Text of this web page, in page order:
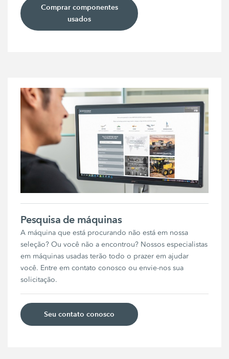
Comprar componentes
usados
Pesquisa de máquinas
A máquina que está procurando não está em nossa
seleção? Ou você não a encontrou? Nossos especialistas
em máquinas usadas terão todo o prazer em ajudar
você. Entre em contato conosco ou envie-nos sua
solicitação.
Seu contato conosco